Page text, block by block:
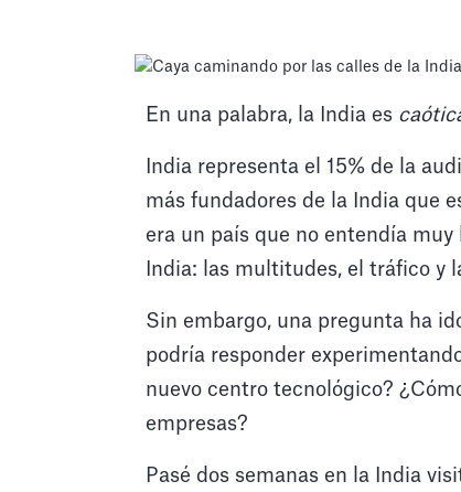
En una palabra, la India es
India representa el 15% de la
más fundadores de la India que
era un país que no entendía
India: las multitudes, el tráfico y
Sin embargo, una pregunta ha
podría responder
nuevo centro tecnológico?
empresas?
Pasé dos semanas en la India